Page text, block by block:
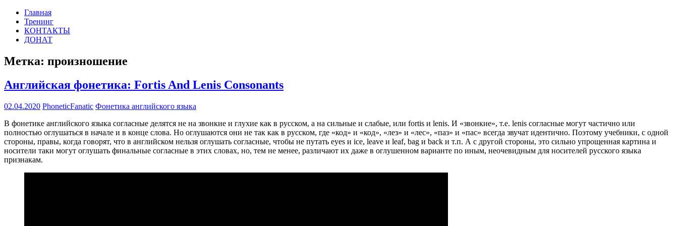
Перейти
содержимому
PHONETIC-
FANATIC.RU
Английская
фонетика
Главная
Тренинг
КОНТАКТЫ
ДОНАТ
Метка: произношение
Английская фонетика: Fortis And Lenis Consonants
02.04.2020 PhoneticFanatic Фонетика английского языка
В фонетике английского языка согласные делятся не на звонкие и глухие как в русском, а на сильные и слабые, или fortis и lenis. И «звонкие», т.е. lenis согласные могут частично или
полностью оглушаться в начале и в конце слова. Но оглушаются они не так как в русском, где «код» и «код», «лез» и «лес», «паз» и «пас» всегда звучат идентично. Поэтому учебники, с одной
стороны, правы, когда говорят, что в английском нельзя оглушать согласные, чтобы не путать eyes и ice, leave и leaf, bag и back и т.п. А с другой стороны, это сильно упрощенная картина и
носители таки могут оглушать финальные согласные в этих словах, но, тем не менее, различают их даже в оглушенном варианте по иным, неочевидным для носителей русского языка
признакам.